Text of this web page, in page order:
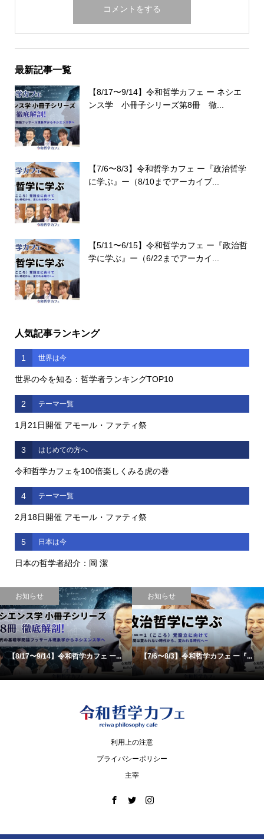
最新記事一覧
【8/17〜9/14】令和哲学カフェ ー ネシエ
ンス学 小冊子シリーズ第8冊 徹...
【7/6〜8/3】令和哲学カフェ ー『政治哲学
に学ぶ』ー（8/10までアーカイブ...
【5/11〜6/15】令和哲学カフェ ー『政治哲
学に学ぶ』ー（6/22までアーカイ...
人気記事ランキング
1 世界は今
世界の今を知る：哲学者ランキングTOP10
2 テーマ一覧
1月21日開催 アモール・ファティ祭
3 はじめての方へ
令和哲学カフェを100倍楽しくみる虎の巻
4 テーマ一覧
2月18日開催 アモール・ファティ祭
5 日本は今
日本の哲学者紹介：岡 潔
お知らせ
【8/17〜9/14】令和哲学カフェ ー...
お知らせ
【7/6〜8/3】令和哲学カフェ ー『...
利用上の注意
プライバシーポリシー
主宰